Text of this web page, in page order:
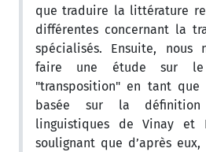
que traduire la littérature
différentes concernant la
spécialisés. Ensuite, nous
faire une étude sur
"transposition" en tant que
basée sur la
linguistiques de Vinay et
soulignant que d’après